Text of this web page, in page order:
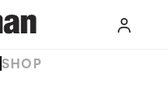
SHOP